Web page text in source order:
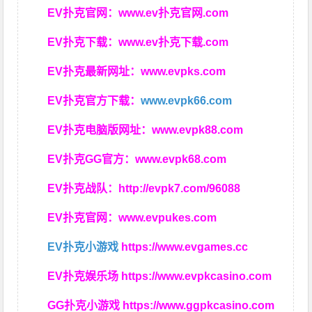
EV扑克官网：www.ev扑克官网.com
EV扑克下载：www.ev扑克下载.com
EV扑克最新网址：www.evpks.com
EV扑克官方下载：www.evpk66.com
EV扑克电脑版网址：www.evpk88.com
EV扑克GG官方：www.evpk68.com
EV扑克战队： http://evpk7.com/96088
EV扑克官网：www.evpukes.com
EV扑克小游戏 https://www.evgames.cc
EV扑克娱乐场 https://www.evpkcasino.com
GG扑克小游戏 https://www.ggpkcasino.com